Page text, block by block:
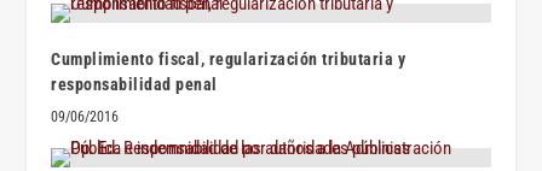
Cumplimiento fiscal, regularización tributaria y
responsabilidad penal
09/06/2016